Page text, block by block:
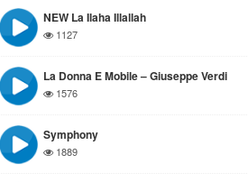
NEW La Ilaha Illallah
1127
La Donna E Mobile – Giuseppe Verdi
1576
Symphony
1889